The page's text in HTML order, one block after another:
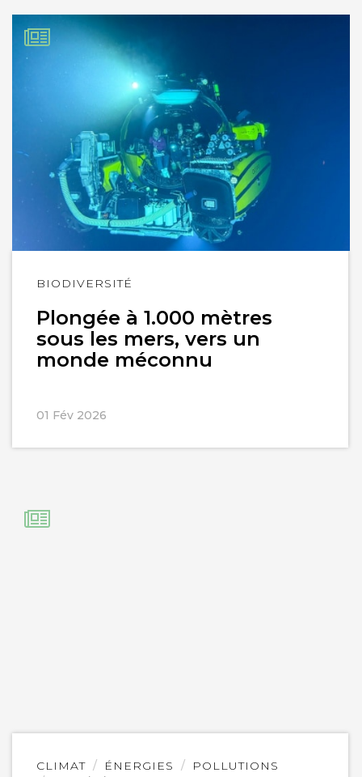
BIODIVERSITÉ
Plongée à 1.000 mètres
sous les mers, vers un
monde méconnu
01 Fév 2026
Lire
CLIMAT ÉNERGIES
POLLUTIONS
Lire